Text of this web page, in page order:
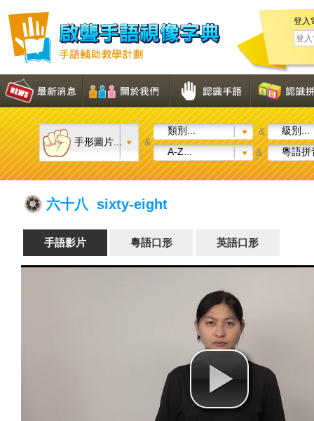
登入
手形圖片... &
類別... &
級別...
A-Z...
& 粵語拼
六十八 sixty-eight
手語影片 粵語口形 英語口形